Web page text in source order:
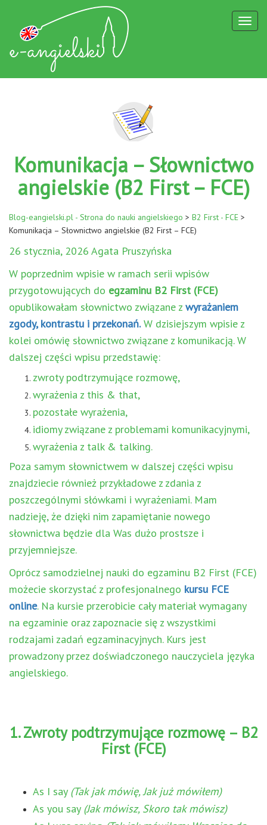
Komunikacja – Słownictwo
angielskie (B2 First – FCE)
Blog-eangielski.pl - Strona do nauki angielskiego > B2 First - FCE >
Komunikacja – Słownictwo angielskie (B2 First – FCE)
26 stycznia, 2026 Agata Pruszyńska
W poprzednim wpisie w ramach serii wpisów
przygotowujących do egzaminu B2 First (FCE)
opublikowałam słownictwo związane z wyrażaniem
zgody, kontrastu i przekonań.W dzisiejszym wpisie z
kolei omówię słownictwo związane z komunikacją. W
dalszej części wpisu przedstawię:
zwroty podtrzymujące rozmowę,
wyrażenia z this & that,
pozostałe wyrażenia,
idiomy związane z problemami komunikacyjnymi,
wyrażenia z talk & talking.
Poza samym słownictwem w dalszej części wpisu
znajdziecie również przykładowe z zdania z
poszczególnymi słówkami i wyrażeniami. Mam
nadzieję, że dzięki nim zapamiętanie nowego
słownictwa będzie dla Was dużo prostsze i
przyjemniejsze.
Oprócz samodzielnej nauki do egzaminu B2 First (FCE)
możecie skorzystać z profesjonalnego kursu FCE
online. Na kursie przerobicie cały materiał wymagany
na egzaminie oraz zapoznacie się z wszystkimi
rodzajami zadań egzaminacyjnych. Kurs jest
prowadzony przez doświadczonego nauczyciela języka
angielskiego.
1. Zwroty podtrzymujące rozmowę – B2
First (FCE)
As I say (Tak jak mówię, Jak już mówiłem)
As you say (Jak mówisz, Skoro tak mówisz)